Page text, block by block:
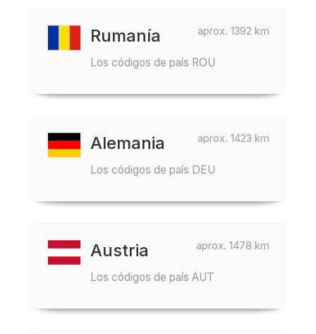
aprox. 1392 km
Rumanía
Los códigos de país ROU
aprox. 1423 km
Alemania
Los códigos de país DEU
aprox. 1478 km
Austria
Los códigos de país AUT